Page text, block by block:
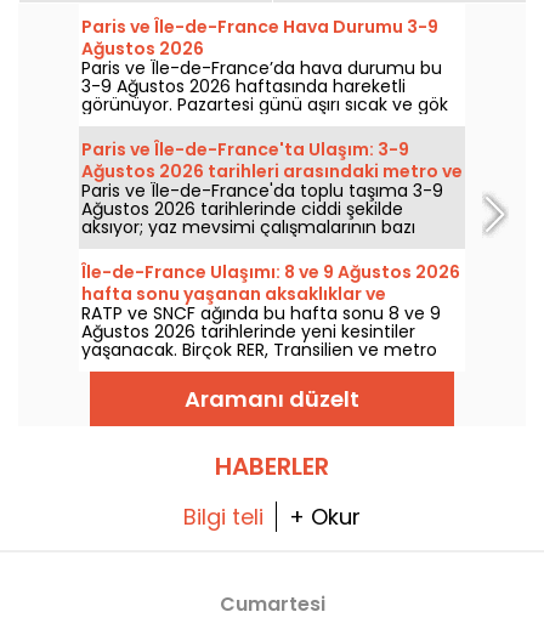
Paris ve Île-de-France Hava Durumu 3-9
Ağustos 2026
Paris ve Île-de-France’da hava durumu bu
3-9 Ağustos 2026 haftasında hareketli
görünüyor. Pazartesi günü aşırı sıcak ve gök
gürültülü yağış riskiyle başlayan hafta,
sıcaklıkları kademeli olarak düşürecek; hafta
sonunda ise daha sıcak ve güneşli bir hava
geri gelecek.
Paris ve Île-de-France'ta Ulaşım: 3-9
Ağustos 2026 tarihleri arasındaki metro ve
RER kesintileri
Paris ve Île-de-France'da toplu taşıma 3-9
Ağustos 2026 tarihlerinde ciddi şekilde
aksıyor; yaz mevsimi çalışmalarının bazı
hatları ağır biçimde etkilediği belirtiliyor, RATP
ve SNCF'e göre.
Île-de-France Ulaşımı: 8 ve 9 Ağustos 2026
hafta sonu yaşanan aksaklıklar ve
çalışmalar
RATP ve SNCF ağında bu hafta sonu 8 ve 9
Ağustos 2026 tarihlerinde yeni kesintiler
yaşanacak. Birçok RER, Transilien ve metro
hattı çalışma ve kesintilerden etkilenecek;
seyahatinizi önceden planlamanıza yardımcı
olmak için her şeyi sizlerle paylaşıyoruz.
Aramanı düzelt
HABERLER
Bilgi teli + Okur
Cumartesi